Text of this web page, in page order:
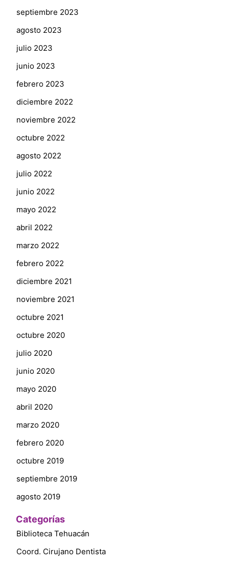
septiembre 2023
agosto 2023
julio 2023
junio 2023
febrero 2023
diciembre 2022
noviembre 2022
octubre 2022
agosto 2022
julio 2022
junio 2022
mayo 2022
abril 2022
marzo 2022
febrero 2022
diciembre 2021
noviembre 2021
octubre 2021
octubre 2020
julio 2020
junio 2020
mayo 2020
abril 2020
marzo 2020
febrero 2020
octubre 2019
septiembre 2019
agosto 2019
Categorías
Biblioteca Tehuacán
Coord. Cirujano Dentista